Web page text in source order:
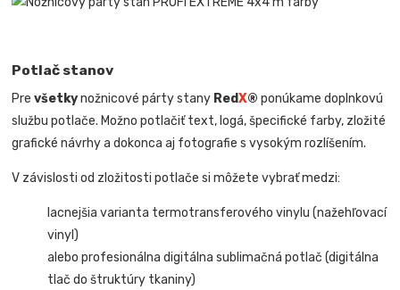
Potlač stanov
Prevšetkynožnicové párty stany RedX® ponúkame doplnkovú
službu potlače. Možno potlačiť text, logá, špecifické farby, zložité
grafické návrhy a dokonca aj fotografie s vysokým rozlíšením.
V závislosti od zložitosti potlače si môžete vybrať medzi:
lacnejšia varianta termotransferového vinylu (nažehľovací
vinyl)
alebo profesionálna digitálna sublimačná potlač (digitálna
tlač do štruktúry tkaniny)